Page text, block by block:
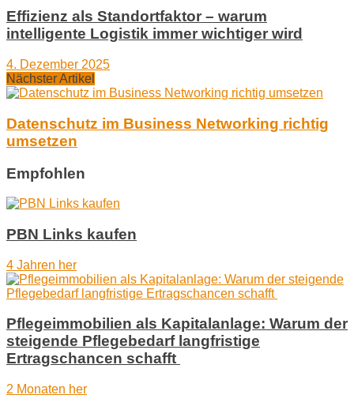
Effizienz als Standortfaktor – warum
intelligente Logistik immer wichtiger wird
4. Dezember 2025
Nächster Artikel
Datenschutz im Business Networking richtig
umsetzen
Empfohlen
PBN Links kaufen
4 Jahren her
Pflegeimmobilien als Kapitalanlage: Warum der
steigende Pflegebedarf langfristige
Ertragschancen schafft
2 Monaten her